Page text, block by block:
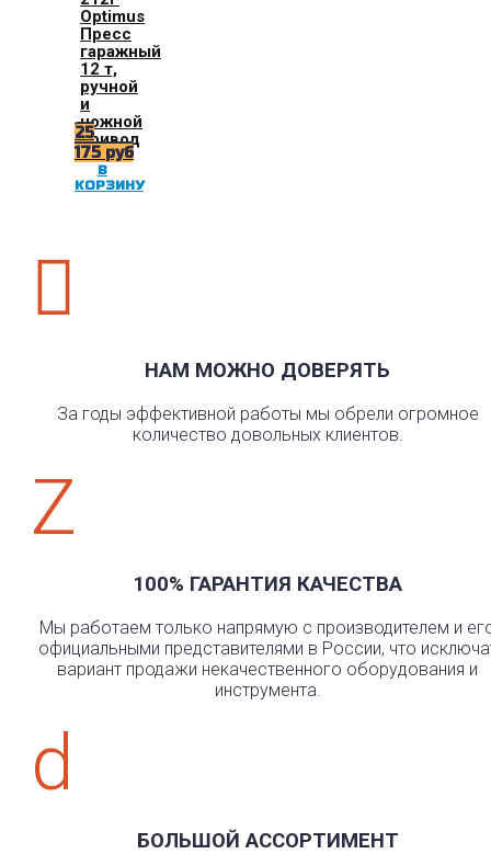
Optimus
Пресс
гаражный
12 т,
ручной
и
ножной
привод
25
175 руб
В
КОРЗИНУ

НАМ МОЖНО ДОВЕРЯТЬ
За годы эффективной работы мы обрели огромное
количество довольных клиентов.
Z
100% ГАРАНТИЯ КАЧЕСТВА
Мы работаем только напрямую с производителем и
официальными представителями в России, что
вариант продажи некачественного оборудования и
инструмента.
d
БОЛЬШОЙ АССОРТИМЕНТ